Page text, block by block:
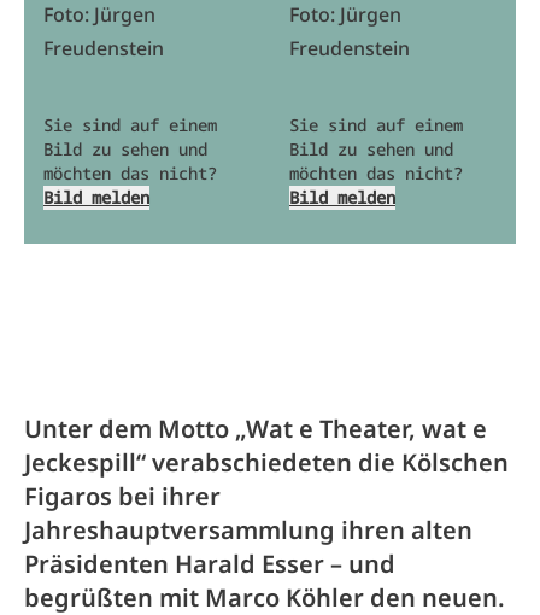
Foto: Jürgen
Freudenstein
Sie sind auf einem
Bild zu sehen und
möchten das nicht?
Bild melden
Foto: Jürgen
Freudenstein
Sie sind auf einem
Bild zu sehen und
möchten das nicht?
Bild melden
Unter dem Motto „Wat e Theater, wat e
Jeckespill“ verabschiedeten die Kölschen
Figaros bei ihrer
Jahreshauptversammlung ihren alten
Präsidenten Harald Esser – und
begrüßten mit Marco Köhler den neuen.